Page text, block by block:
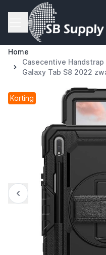
Ga naar de inhoud
Home
Casecentive
Galaxy Tab S8 2022
Korting